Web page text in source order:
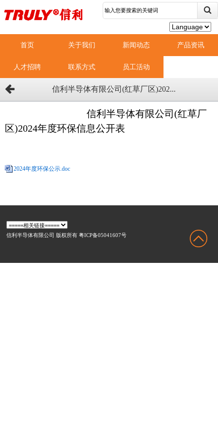
首页 关于我们 新闻动态 产品资讯
人才招聘 联系方式 员工活动
信利半导体有限公司(红草厂区)202...
信利半导体有限公司(红草厂
区)2024年度环保信息公开表
2024年度环保公示.doc
信利半导体有限公司 版权所有 粤ICP备05041607号